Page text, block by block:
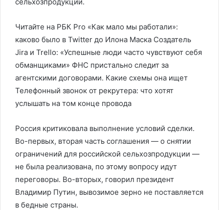
Читайте на РБК Pro «Как мало мы работали»:
каково было в Twitter до Илона Маска Создатель
Jira и Trello: «Успешные люди часто чувствуют себя
обманщиками» ФНС пристально следит за
агентскими договорами. Какие схемы она ищет
Телефонный звонок от рекрутера: что хотят
услышать на том конце провода
Россия критиковала выполнение условий сделки.
Во-первых, вторая часть соглашения — о снятии
ограничений для российской сельхозпродукции —
не была реализована, по этому вопросу идут
переговоры. Во-вторых, говорил президент
Владимир Путин, вывозимое зерно не поставляется
в бедные страны.